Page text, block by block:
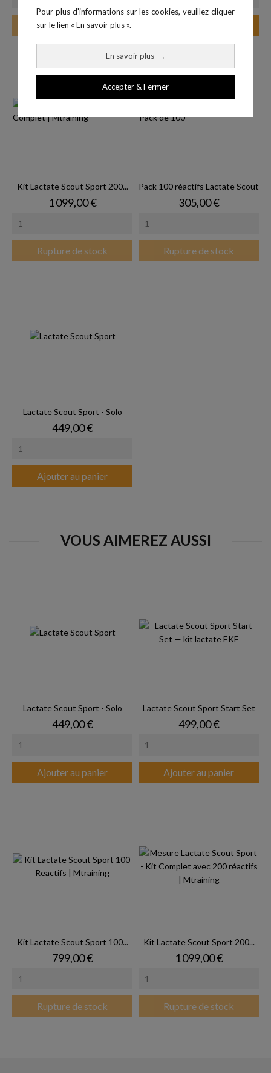
Pour plus d'informations sur les cookies, veuillez cliquer
sur le lien « En savoir plus ».
En savoir plus →
Accepter & Fermer
Rupture de stock
Kit Lactate Scout Sport 200...
Prix
1 099,00 €
Rupture de stock
Pack 100 réactifs Lactate Scout
Prix
305,00 €
Rupture de stock
Lactate Scout Sport - Solo
Prix
449,00 €
Ajouter au panier
VOUS AIMEREZ AUSSI
Lactate Scout Sport - Solo
Prix
449,00 €
Ajouter au panier
Lactate Scout Sport Start Set
Prix
499,00 €
Ajouter au panier
Kit Lactate Scout Sport 100...
Prix
799,00 €
Rupture de stock
Kit Lactate Scout Sport 200...
Prix
1 099,00 €
Rupture de stock